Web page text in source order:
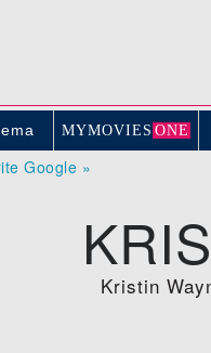
MYMOVIE S ONE
Google »
Kristin